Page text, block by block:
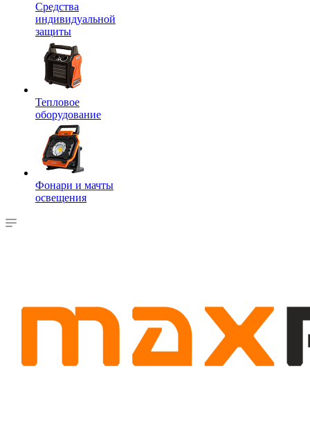
Средства
индивидуальной
защиты
Тепловое
оборудование
Фонари и мачты
освещения